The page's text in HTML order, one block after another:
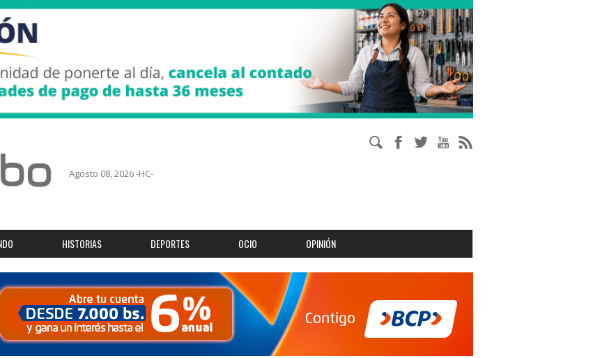
Agosto 08, 2026 -HC-
HISTORIAS DEPORTES OCIO OPINIÓN